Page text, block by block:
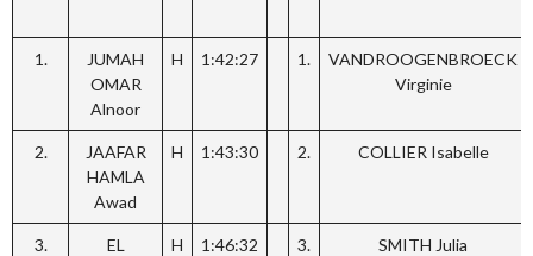
1.
JUMAH
OMAR
Alnoor
H 1:42:27 1.
VANDROOGENBROECK
Virginie
2.
JAAFAR
HAMLA
Awad
H 1:43:30 2. COLLIER Isabelle
3.
EL
H 1:46:32 3. SMITH Julia